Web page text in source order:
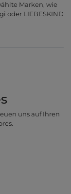
Marken, wie
oder LIEBESKIND
uns auf Ihren